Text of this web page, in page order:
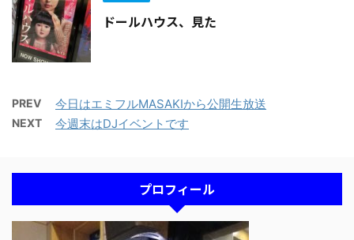
ドールハウス、見た
PREV 今日はエミフルMASAKIから公開生放送
NEXT 今週末はDJイベントです
プロフィール